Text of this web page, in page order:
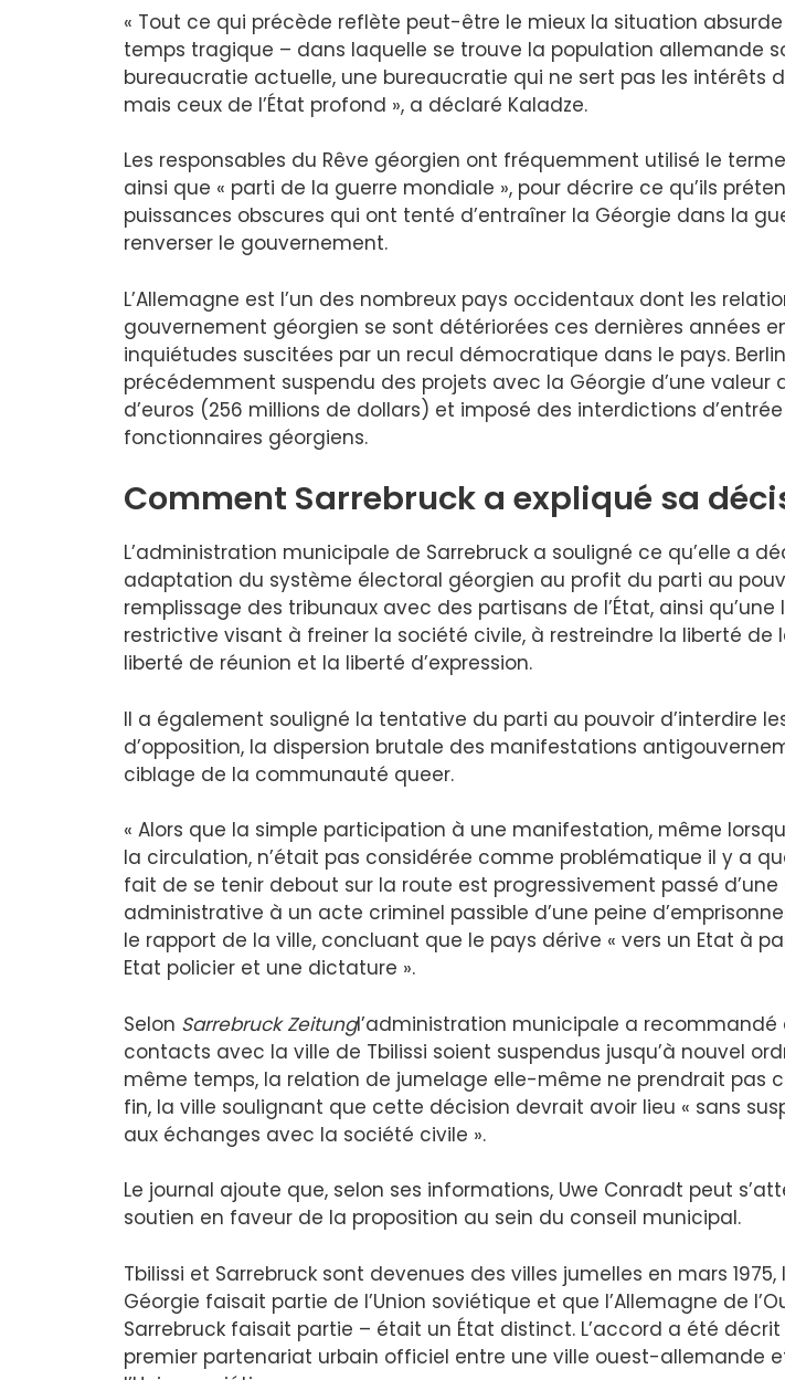
« Tout ce qui précède reflète peut-être le mieux la situation
temps tragique – dans laquelle se trouve la population allemande
bureaucratie actuelle, une bureaucratie qui ne sert pas les intérêts
mais ceux de l’État profond », a déclaré Kaladze.
Les responsables du Rêve géorgien ont fréquemment utilisé le
ainsi que « parti de la guerre mondiale », pour décrire ce qu’ils
puissances obscures qui ont tenté d’entraîner la Géorgie dans la
renverser le gouvernement.
L’Allemagne est l’un des nombreux pays occidentaux dont les
gouvernement géorgien se sont détériorées ces dernières années
inquiétudes suscitées par un recul démocratique dans le pays.
précédemment suspendu des projets avec la Géorgie d’une valeur
d’euros (256 millions de dollars) et imposé des interdictions
fonctionnaires géorgiens.
Comment Sarrebruck a expliqué sa
L’administration municipale de Sarrebruck a souligné ce qu’elle a
adaptation du système électoral géorgien au profit du parti au
remplissage des tribunaux avec des partisans de l’État, ainsi qu’une
restrictive visant à freiner la société civile, à restreindre la liberté de
liberté de réunion et la liberté d’expression.
Il a également souligné la tentative du parti au pouvoir d’interdire
d’opposition, la dispersion brutale des manifestations
ciblage de la communauté queer.
« Alors que la simple participation à une manifestation, même
la circulation, n’était pas considérée comme problématique il y a
fait de se tenir debout sur la route est progressivement passé
administrative à un acte criminel passible d’une peine
le rapport de la ville, concluant que le pays dérive « vers un Etat à
Etat policier et une dictature ».
Selon Sarrebruck Zeitungl’administration municipale a recommandé
contacts avec la ville de Tbilissi soient suspendus jusqu’à nouvel
même temps, la relation de jumelage elle-même ne prendrait pas
fin, la ville soulignant que cette décision devrait avoir lieu « sans
aux échanges avec la société civile ».
Le journal ajoute que, selon ses informations, Uwe Conradt peut
soutien en faveur de la proposition au sein du conseil municipal.
Tbilissi et Sarrebruck sont devenues des villes jumelles en mars 1975,
Géorgie faisait partie de l’Union soviétique et que l’Allemagne de
Sarrebruck faisait partie – était un État distinct. L’accord a été
premier partenariat urbain officiel entre une ville ouest-allemande